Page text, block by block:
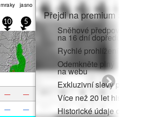
mraky jasno
10 5
— —
— —
Přejdi na premium a
Sněhové předpovědi
na 16 dní dopředu
Rychlé prohlížení bez
Odemkněte plný
na webu
Exkluzivní slevy pro
Více než 20 let historie
Historické údaje o